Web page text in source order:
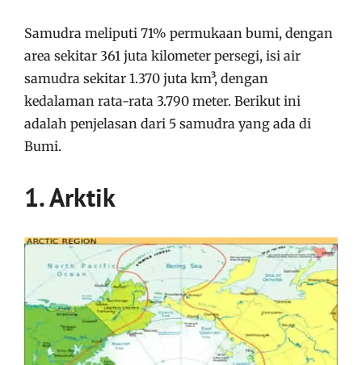
Samudra meliputi 71% permukaan bumi, dengan
area sekitar 361 juta kilometer persegi, isi air
samudra sekitar 1.370 juta km³, dengan
kedalaman rata-rata 3.790 meter. Berikut ini
adalah penjelasan dari 5 samudra yang ada di
Bumi.
1. Arktik